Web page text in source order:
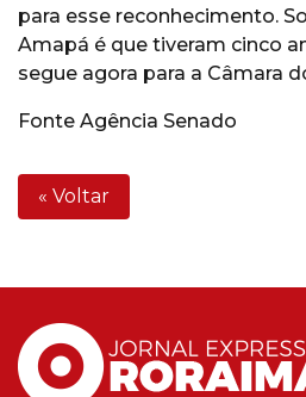
para esse reconhecimento.
Amapá é que tiveram cinco
segue agora para a Câmara
Fonte Agência Senado
« Voltar